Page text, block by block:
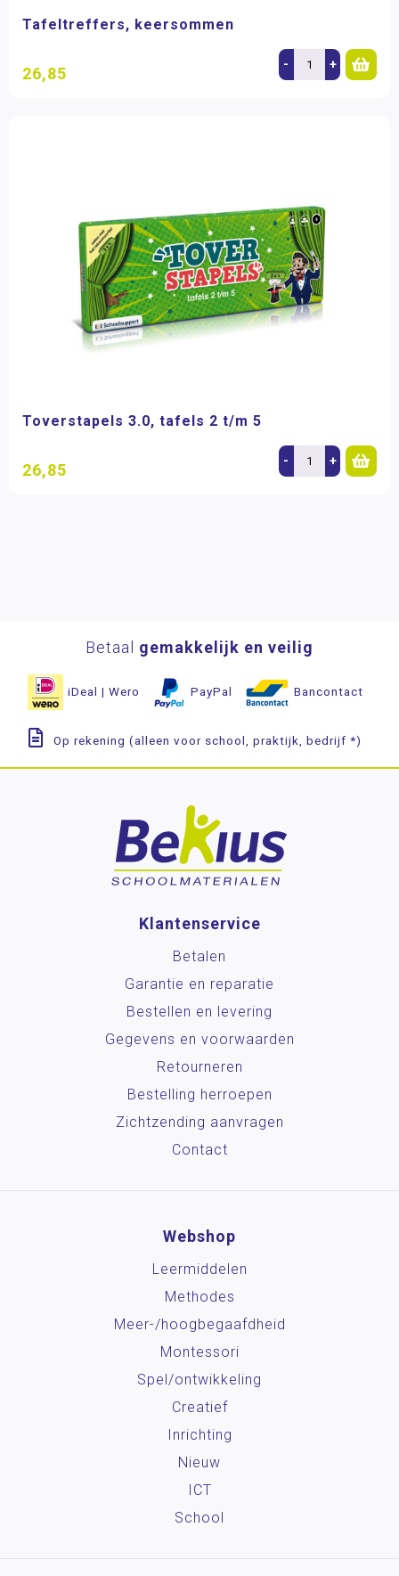
Tafeltreffers, keersommen
26,85 - +
Toverstapels 3.0, tafels 2 t/m 5
26,85 - +
Betaal gemakkelijk en veilig
iDeal | Wero PayPal Bancontact
Op rekening (alleen voor school, praktijk, bedrijf *)
Klantenservice
Betalen
Garantie en reparatie
Bestellen en levering
Gegevens en voorwaarden
Retourneren
Bestelling herroepen
Zichtzending aanvragen
Contact
Webshop
Leermiddelen
Methodes
Meer-/hoog­begaafdheid
Montessori
Spel/ontwikkeling
Creatief
Inrichting
Nieuw
ICT
School